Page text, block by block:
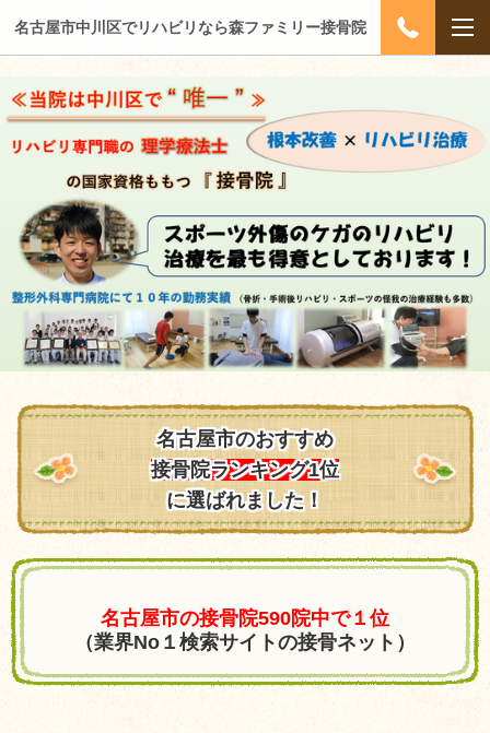
名古屋市中川区でリハビリなら森ファミリー接骨院
名古屋市のおすすめ
接骨院ランキング1位
に選ばれました！
名古屋市の接骨院590院中で１位
（業界No１検索サイトの接骨ネット）